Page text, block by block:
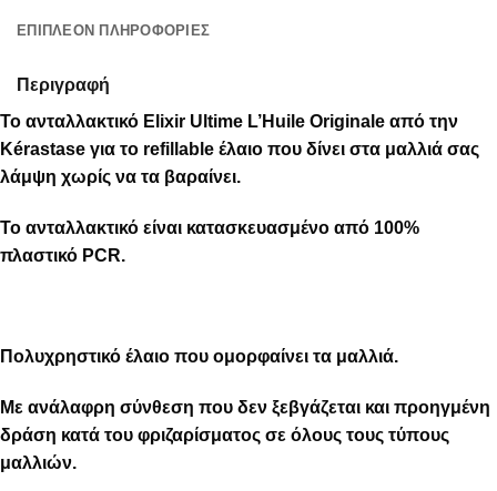
ΕΠΙΠΛΈΟΝ ΠΛΗΡΟΦΟΡΊΕΣ
Περιγραφή
Το ανταλλακτικό Elixir Ultime L’Huile Originale από την
Kérastase για το refillable έλαιο που δίνει στα μαλλιά σας
λάμψη χωρίς να τα βαραίνει.
Το ανταλλακτικό είναι κατασκευασμένο από 100%
πλαστικό PCR.
Πολυχρηστικό έλαιο που ομορφαίνει τα μαλλιά.
Με ανάλαφρη σύνθεση που δεν ξεβγάζεται και προηγμένη
δράση κατά του φριζαρίσματος σε όλους τους τύπους
μαλλιών.